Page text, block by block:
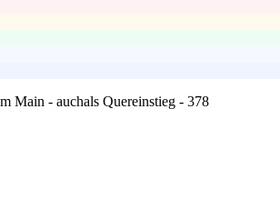
Main - auchals Quereinstieg - 378